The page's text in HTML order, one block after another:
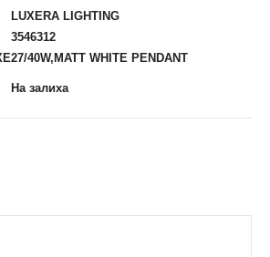
LUXERA LIGHTING
3546312
40W,MATT WHITE PENDANT
На залиха